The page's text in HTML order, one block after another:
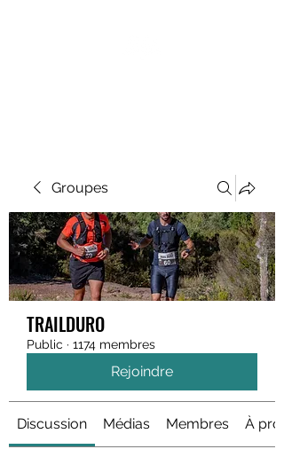
Groupes
TRAILDURO
Public · 1174 membres
Rejoindre
Discussion Médias Membres À